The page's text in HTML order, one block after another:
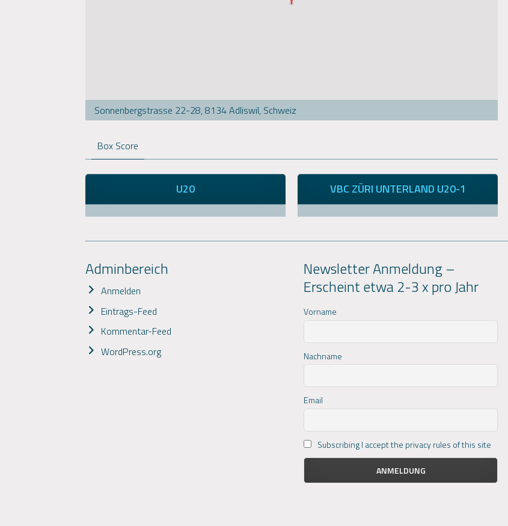
Sonnenbergstrasse 22-28, 8134 Adliswil, Schweiz
Box Score
U20 VBC ZÜRI UNTERLAND U20-1
Adminbereich
Anmelden
Eintrags-Feed
Kommentar-Feed
WordPress.org
Newsletter Anmeldung –
Erscheint etwa 2-3 x pro Jahr
Vorname
Nachname
Email
Subscribing I accept the privacy rules of this site